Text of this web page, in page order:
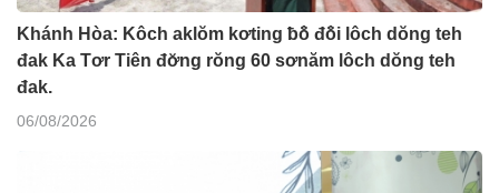
Khánh Hòa: Kôch aklŏm kơting ƀô̆ đô̆i lôch dŏng teh
đak Ka Tơr Tiên đơ̆ng rŏng 60 sơnăm lôch dŏng teh
đak.
06/08/2026